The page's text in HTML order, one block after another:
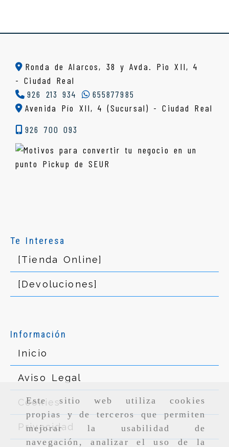
Este sitio web utiliza cookies
propias y de terceros que permiten
mejorar la usabilidad de
navegación, analizar el uso de la
Ronda de Alarcos, 38 y Avda. Pio XII, 4
-Ciudad Real
926 213 934
655877985
Avenida Pío XII, 4 (Sucursal) - Ciudad Real
926 700 093
Te Interesa
[Tienda Online]
[Devoluciones]
Información
Inicio
Aviso Legal
Cookies
Privacidad